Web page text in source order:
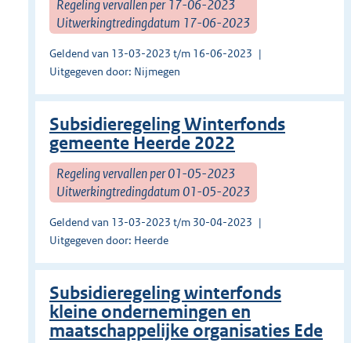
Regeling vervallen per 17-06-2023
Uitwerkingtredingdatum 17-06-2023
Geldend van 13-03-2023 t/m 16-06-2023
Uitgegeven door: Nijmegen
Subsidieregeling Winterfonds
gemeente Heerde 2022
Regeling vervallen per 01-05-2023
Uitwerkingtredingdatum 01-05-2023
Geldend van 13-03-2023 t/m 30-04-2023
Uitgegeven door: Heerde
Subsidieregeling winterfonds
kleine ondernemingen en
maatschappelijke organisaties Ede